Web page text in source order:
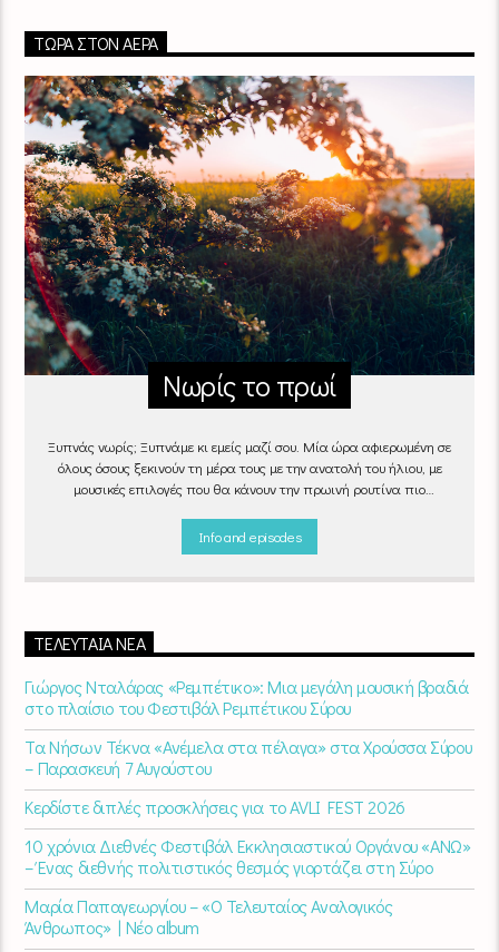
ΤΏΡΑ ΣΤΟΝ ΑΈΡΑ
Νωρίς το πρωί
Ξυπνάς νωρίς; Ξυπνάμε κι εμείς μαζί σου. Μία ώρα αφιερωμένη σε
όλους όσους ξεκινούν τη μέρα τους με την ανατολή του ήλιου, με
μουσικές επιλογές που θα κάνουν την πρωινή ρουτίνα πιο
06:00 - 07:00 στον Empneusi 107 FM
Info and episodes
ΤΕΛΕΥΤΑΊΑ ΝΈΑ
Γιώργος Νταλάρας «Ρεμπέτικο»: Μια μεγάλη μουσική βραδιά
στο πλαίσιο του Φεστιβάλ Ρεμπέτικου Σύρου
Τα Νήσων Τέκνα «Ανέμελα στα πέλαγα» στα Χρούσσα Σύρου
– Παρασκευή 7 Αυγούστου
Κερδίστε διπλές προσκλήσεις για το AVLI FEST 2026
10 χρόνια Διεθνές Φεστιβάλ Εκκλησιαστικού Οργάνου «ΑΝΩ»
– Ένας διεθνής πολιτιστικός θεσμός γιορτάζει στη Σύρο​
Μαρία Παπαγεωργίου – «Ο Τελευταίος Αναλογικός
Άνθρωπος» | Νέο album